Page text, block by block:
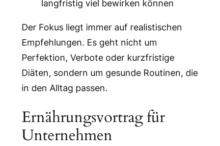
langfristig viel bewirken können
Der Fokus liegt immer auf realistischen
Empfehlungen. Es geht nicht um
Perfektion, Verbote oder kurzfristige
Diäten, sondern um gesunde Routinen, die
in den Alltag passen.
Ernährungsvortrag für
Unternehmen